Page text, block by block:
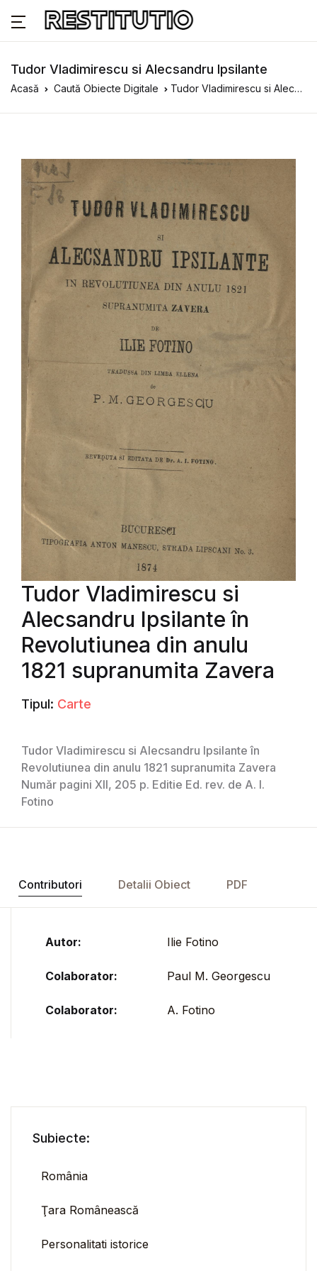
Tudor Vladimirescu si Alecsandru Ipsilante
Acasă Caută Obiecte Digitale Tudor Vladimirescu si Alecsandru Ipsilante
Tudor Vladimirescu si
Alecsandru Ipsilante în
Revolutiunea din anulu
1821 supranumita Zavera
Tipul: Carte
Tudor Vladimirescu si Alecsandru Ipsilante în
Revolutiunea din anulu 1821 supranumita Zavera
Număr pagini XII, 205 p. Editie Ed. rev. de A. I.
Fotino
Contributori Detalii Obiect PDF
Autor: Ilie Fotino
Colaborator: Paul M. Georgescu
Colaborator: A. Fotino
Subiecte:
România
Ţara Românească
Personalitati istorice